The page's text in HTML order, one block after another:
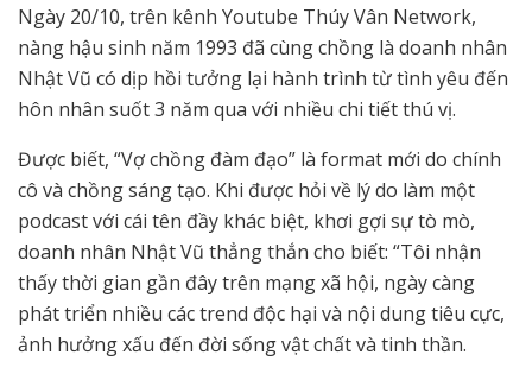
Ngày 20/10, trên kênh Youtube Thúy Vân Network,
nàng hậu sinh năm 1993 đã cùng chồng là doanh nhân
Nhật Vũ có dịp hồi tưởng lại hành trình từ tình yêu đến
hôn nhân suốt 3 năm qua với nhiều chi tiết thú vị.
Được biết, “Vợ chồng đàm đạo” là format mới do chính
cô và chồng sáng tạo. Khi được hỏi về lý do làm một
podcast với cái tên đầy khác biệt, khơi gợi sự tò mò,
doanh nhân Nhật Vũ thẳng thắn cho biết: “Tôi nhận
thấy thời gian gần đây trên mạng xã hội, ngày càng
phát triển nhiều các trend độc hại và nội dung tiêu cực,
ảnh hưởng xấu đến đời sống vật chất và tinh thần.